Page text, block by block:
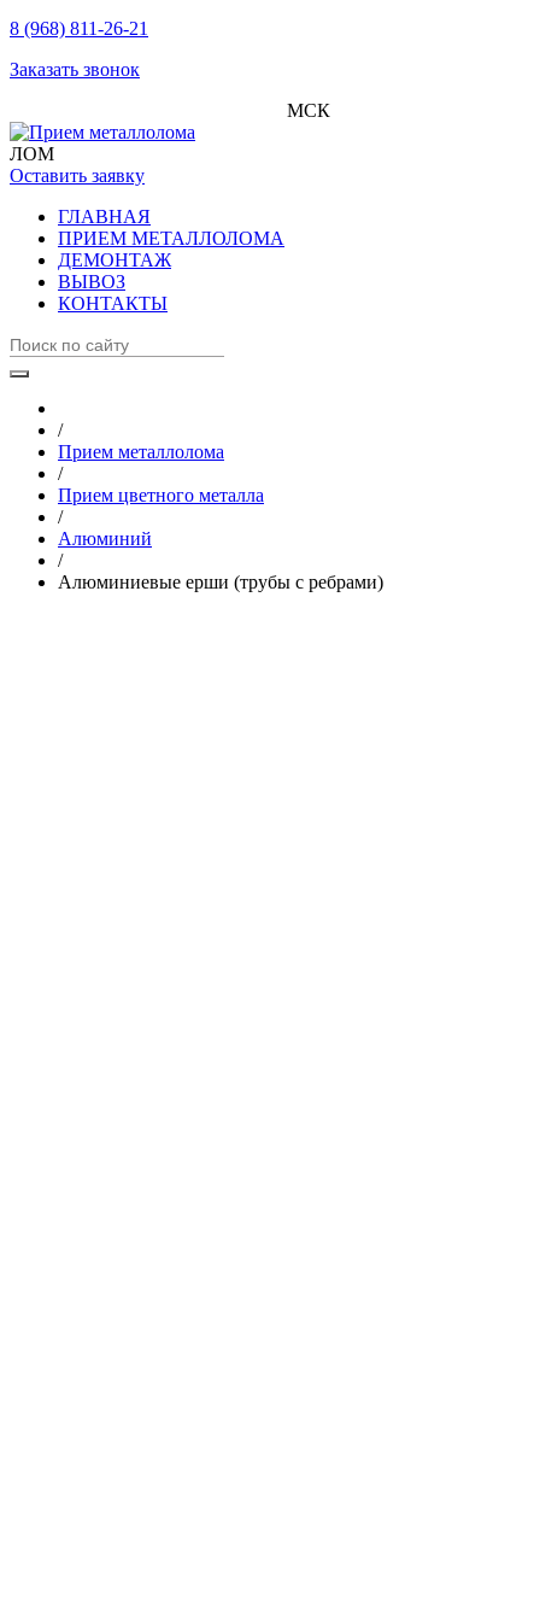
8 (968) 811-26-21
Заказать звонок
МСК
ЛОМ
Оставить заявку
ГЛАВНАЯ
ПРИЕМ МЕТАЛЛОЛОМА
ДЕМОНТАЖ
ВЫВОЗ
КОНТАКТЫ
/
Прием металлолома
/
Прием цветного металла
/
Алюминий
/
Алюминиевые ерши (трубы с ребрами)